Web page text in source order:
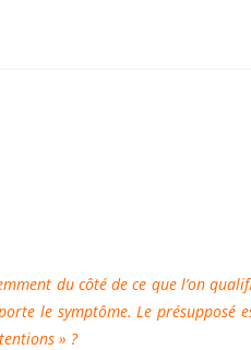
du côté de ce que l’on
le symptôme. Le présupposé
» ?